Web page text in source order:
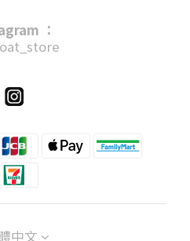
：
中文